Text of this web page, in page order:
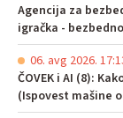
Agencija za
igračka -
06. avg 2026.
ČOVEK i AI (8):
(Ispovest mašine